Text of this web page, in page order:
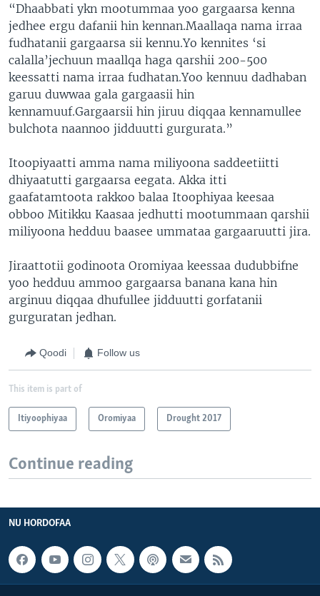
“Dhaabbati ykn mootummaa yoo gargaarsa kenna
jedhee ergu dafanii hin kennan.Maallaqa nama irraa
fudhatanii gargaarsa sii kennu.Yo kennites ‘si
calalla’jechuun maallqa haga qarshii 200-500
keessatti nama irraa fudhatan.Yoo kennuu dadhaban
garuu duwwaa gala gargaasii hin
kennamuuf.Gargaarsii hin jiruu diqqaa kennamullee
bulchota naannoo jidduutti gurgurata.”
Itoopiyaatti amma nama miliyoona saddeetiitti
dhiyaatutti gargaarsa eegata. Akka itti
gaafatamtoota rakkoo balaa Itoophiyaa keesaa
obboo Mitikku Kaasaa jedhutti mootummaan qarshii
miliyoona hedduu baasee ummataa gargaaruutti jira.
Jiraattotii godinoota Oromiyaa keessaa dudubbifne
yoo hedduu ammoo gargaarsa banana kana hin
arginuu diqqaa dhufullee jidduutti gorfatanii
gurguratan jedhan.
Qoodi Follow us
This item is part of
Itiyoophiyaa Oromiyaa Drought 2017
Continue reading
NU HORDOFAA